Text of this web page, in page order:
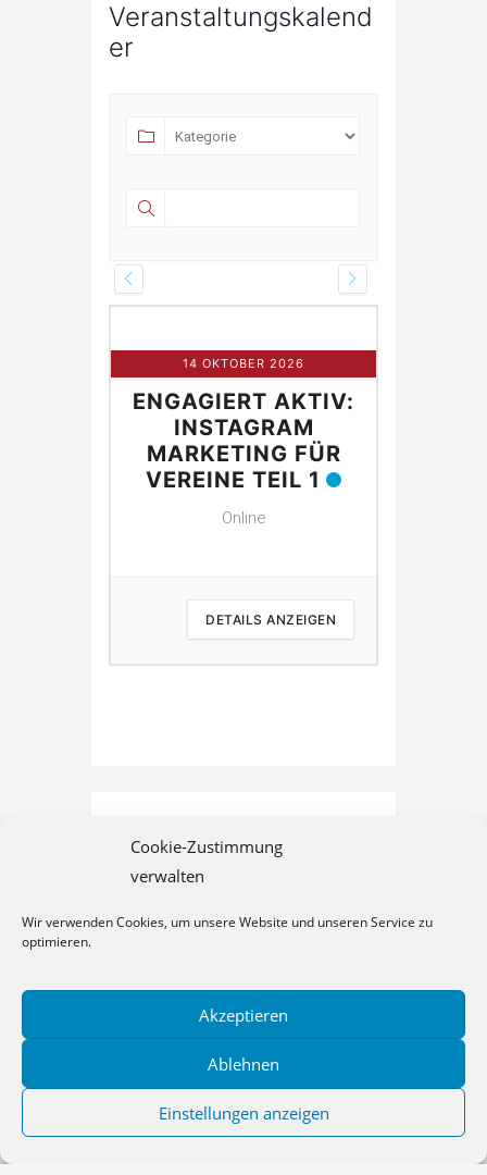
Cookie-Zustimmung
verwalten
Wir verwenden Cookies, um unsere Website und unseren Service zu
optimieren.
Akzeptieren
Ablehnen
Einstellungen anzeigen
Veranstaltungskalend
er
14 OKTOBER 2026
ENGAGIERT AKTIV:
INSTAGRAM
MARKETING FÜR
VEREINE TEIL 1
Online
DETAILS ANZEIGEN
Copyright © 2021 Kreisvolkshochschule Aurich-Norden gGmbH — Primer